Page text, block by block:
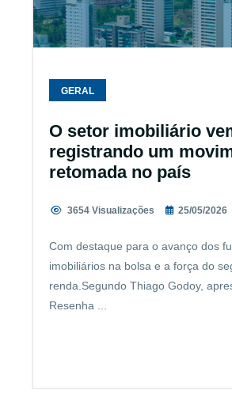
GERAL
O setor imobiliário
registrando um
retomada no país
3654 Visualizações 25/05/2026
Com destaque para o avanço dos
imobiliários na bolsa e a força do
renda.Segundo Thiago Godoy,
Resenha ...